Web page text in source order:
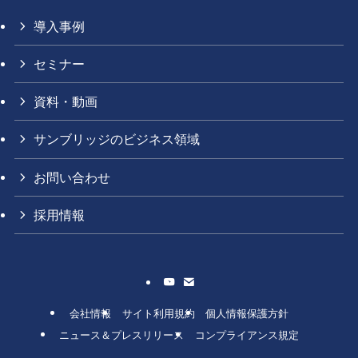
導入事例
セミナー
資料・動画
サンブリッジのビジネス領域
お問い合わせ
採用情報
会社情報 サイト利用規約
個人情報保護方針
ニュース＆プレスリリース
コンプライアンス規定